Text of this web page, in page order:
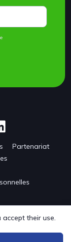
accept their use.
Partenariat